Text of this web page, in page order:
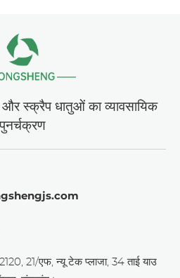
स्क्रैप धातुओं का व्यावसायिक
पुनर्चक्रण
21/एफ, न्यू टेक प्लाजा, 34 ताई याउ